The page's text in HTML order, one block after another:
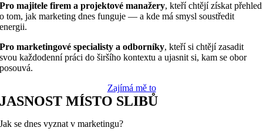
Pro majitele firem a projektové manažery, kteří chtějí získat přehled
o tom, jak marketing dnes funguje — a kde má smysl soustředit
energii.
Pro marketingové specialisty a odborníky, kteří si chtějí zasadit
svou každodenní práci do širšího kontextu a ujasnit si, kam se obor
posouvá.
Zajímá mě to
JASNOST MÍSTO SLIBŮ
Jak se dnes vyznat v marketingu?